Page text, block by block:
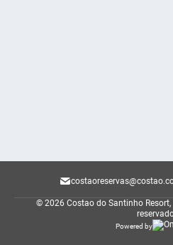
© 2026 Costao do Santinho Resort,
Powered by